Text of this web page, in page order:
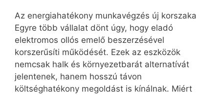
Az energiahatékony munkavégzés új korszaka
Egyre több vállalat dönt úgy, hogy eladó
elektromos ollós emelő beszerzésével
korszerűsíti működését. Ezek az eszközök
nemcsak halk és környezetbarát alternatívát
jelentenek, hanem hosszú távon
költséghatékony megoldást is kínálnak. Miért